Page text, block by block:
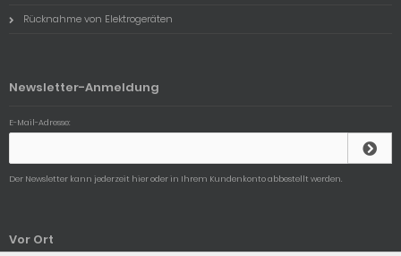
Rücknahme von Elektrogeräten
Newsletter-Anmeldung
E-Mail-Adresse:
Der Newsletter kann jederzeit hier oder in Ihrem Kundenkonto abbestellt werden.
Vor Ort